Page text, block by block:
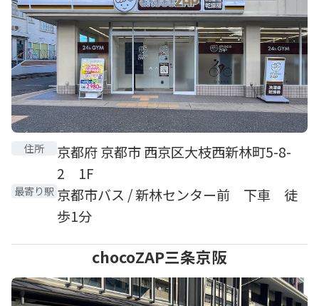
住所
京都府 京都市 西京区大枝西新林町5-8-
2 1F
最寄り駅 京都市バス / 新林センター前 下車 徒
歩1分
chocoZAP三条京阪